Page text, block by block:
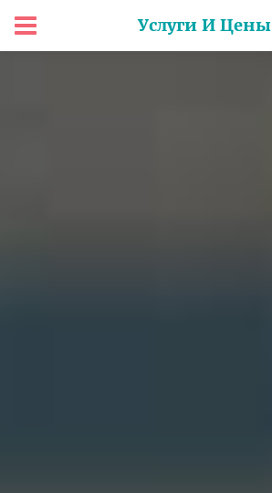
Услуги И Цены